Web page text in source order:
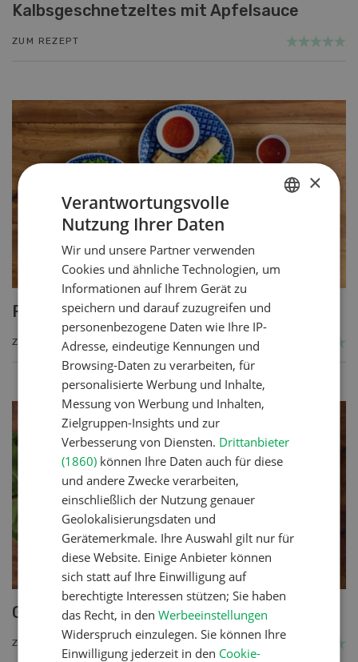
Kalbsgeschnetzeltes mit Apfelsauce
ZUM REZEPT
Frühlingsrollen
ZUM REZEPT
Getreide-Gemüseauflauf
ZUM REZEPT
×
Verantwortungsvolle
Nutzung Ihrer Daten
Wir und unsere Partner verwenden
Cookies und ähnliche Technologien, um
Informationen auf Ihrem Gerät zu
speichern und darauf zuzugreifen und
personenbezogene Daten wie Ihre IP-
Adresse, eindeutige Kennungen und
Browsing-Daten zu verarbeiten, für
personalisierte Werbung und Inhalte,
Messung von Werbung und Inhalten,
Zielgruppen-Insights und zur
Verbesserung von Diensten. Drittanbieter
(1860) können Ihre Daten auch für diese
und andere Zwecke verarbeiten,
einschließlich der Nutzung genauer
Geolokalisierungsdaten und
Gerätemerkmale. Ihre Auswahl gilt nur für
diese Website. Einige Anbieter können
sich statt auf Ihre Einwilligung auf
berechtigte Interessen stützen; Sie haben
das Recht, in denWerbeeinstellungen
Widerspruch einzulegen. Sie können Ihre
Einwilligung jederzeit in den Cookie-